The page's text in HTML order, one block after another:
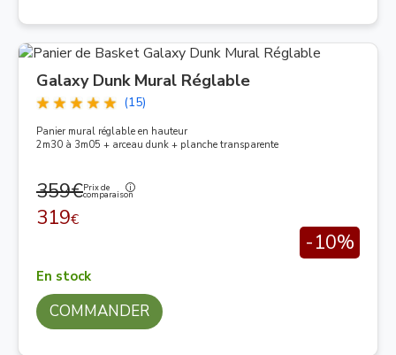
Galaxy Dunk Mural Réglable
(15)
Panier mural réglable en hauteur
2m30 à 3m05 + arceau dunk + planche transparente
359€Prix de
comparaison
319€
-10%
En stock
COMMANDER